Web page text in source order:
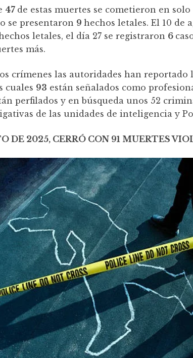
47 de estas muertes se cometieron en solo
se presentaron 9 hechos letales. El 10 de
letales, el día 27 se registraron 6
más.
crímenes las autoridades han reportado
cuales 93 están señalados como
perfilados y en búsqueda unos 52
de las unidades de inteligencia y
DE 2025, CERRÓ CON 91 MUERTES